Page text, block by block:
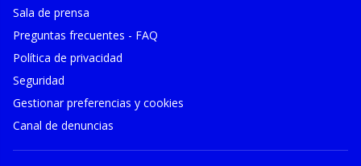
Sala de prensa
Preguntas frecuentes - FAQ
Política de privacidad
Seguridad
Gestionar preferencias y cookies
Canal de denuncias